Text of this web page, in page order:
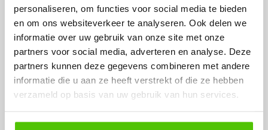
personaliseren, om functies voor social media te bieden
en om ons websiteverkeer te analyseren. Ook delen we
informatie over uw gebruik van onze site met onze
partners voor social media, adverteren en analyse. Deze
partners kunnen deze gegevens combineren met andere
informatie die u aan ze heeft verstrekt of die ze hebben
verzameld op basis van uw gebruik van hun services.
Aangepaste fietsen
Tweedehands fietsen
Fietsendragers
SERVICE CENTRE
Ophaal- & bezorgdienst